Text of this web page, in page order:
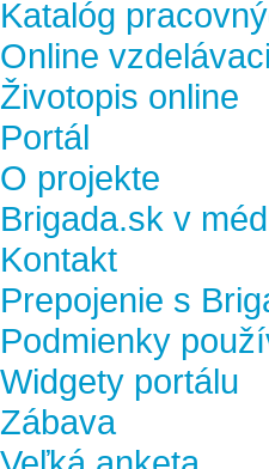
Katalóg
Online
Životopis online
Portál
O projekte
Brigada.sk v
Kontakt
Prepojenie s
Podmienky
Widgety portálu
Zábava